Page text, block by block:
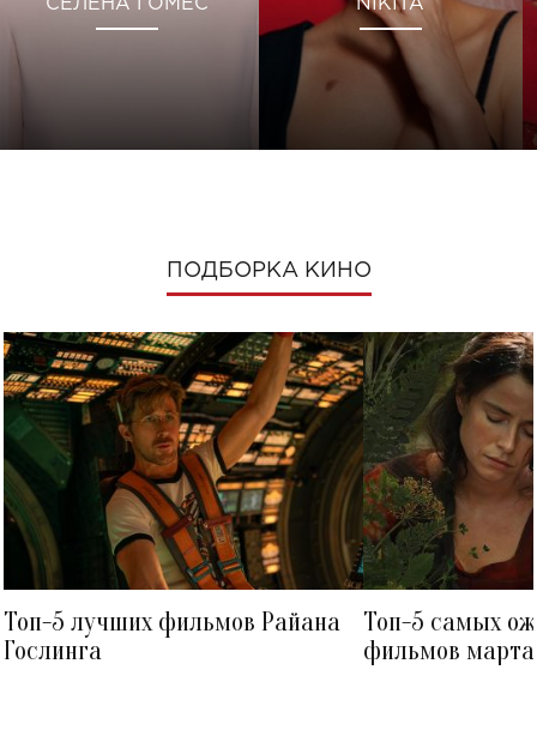
СЕЛЕНА ГОМЕС NIKITA
ПОДБОРКА КИНО
Топ-5 лучших фильмов Райана
Гослинга
Топ-5 самых
фильмов